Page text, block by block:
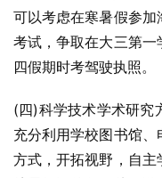
可以考虑在寒暑假参
考试，争取在大三第
四假期时考驾驶执照。
(四)科学技术学术研究
充分利用学校图书馆
方式，开拓视野，自主